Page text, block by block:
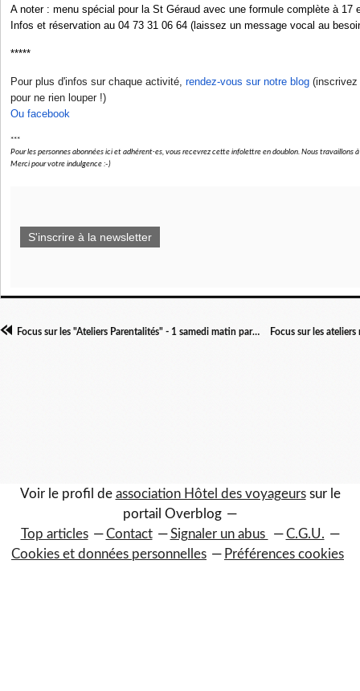
A noter : menu spécial pour la St Géraud avec une formule complète à 17
Infos et réservation au 04 73 31 06 64 (laissez un message vocal au
*****
Pour plus d'infos sur chaque activité, rendez-vous sur notre blog (inscrivez
pour ne rien louper !)
Ou facebook
***
Pour les personnes abonnées ici et adhérent·es, vous recevrez cette infolettre en doublon. Nous travaillons
Merci pour votre indulgence :-)
S'inscrire à la newsletter
Focus sur les "Ateliers Parentalités" - 1 samedi matin par mois
Voir le profil de association Hôtel des voyageurssur le
portail Overblog
Top articles
Contact Signaler un abus
C.G.U.
Cookies et données personnelles
Préférences cookies